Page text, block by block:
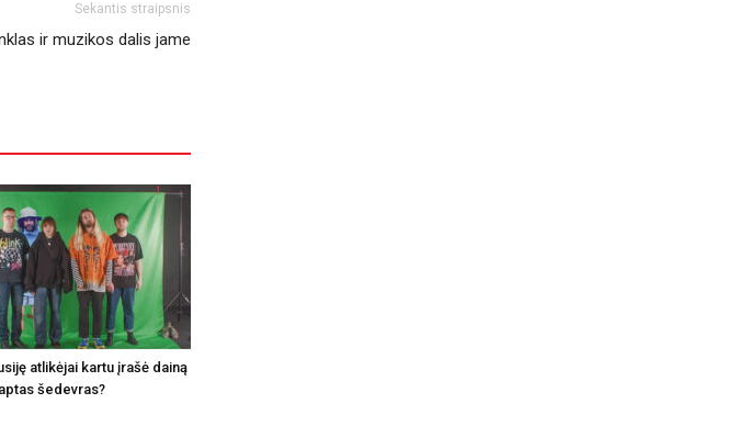
Sekantis straipsnis
ir muzikos dalis jame
atlikėjai kartu įrašė dainą
šedevras?